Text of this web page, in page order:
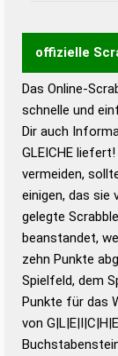
offizielle
Wortwurzel
Gültigkeit
bestimmen!
Wörterbücher
Das Online-
schnelle und
Dir auch
GLEICHE
vermeiden,
einigen, das sie
gelegte
beanstandet,
zehn Punkte
Spielfeld, dem
Punkte für das
von